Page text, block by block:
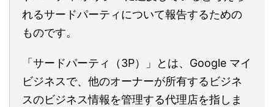
れるサードパーティについて報告するための
ものです。
「サードパーティ（3P）」とは、Google マイ
ビジネスで、他のオーナーが所有するビジネ
スのビジネス情報を管理する代理店を指しま